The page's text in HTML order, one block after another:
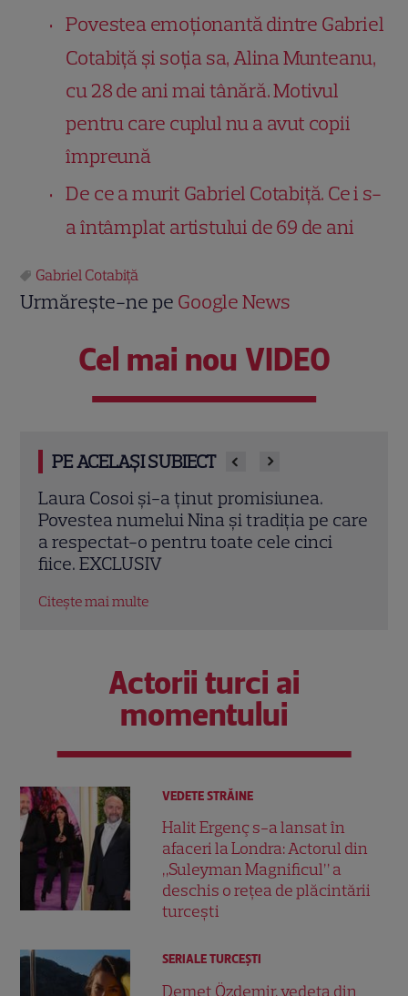
Povestea emoționantă dintre Gabriel
Cotabiță și soția sa, Alina Munteanu,
cu 28 de ani mai tânără. Motivul
pentru care cuplul nu a avut copii
împreună
De ce a murit Gabriel Cotabiță. Ce i s-
a întâmplat artistului de 69 de ani
Gabriel Cotabiţă
Urmărește-ne pe Google News
Cel mai nou VIDEO
PE ACELAȘI SUBIECT
Laura Cosoi a devenit mamă pentru a
cincea oară. Prima imagine cu fiica ei,
Nina, și povestea numelui ales. „Nu mă
satur să o privesc”
Citește mai multe
Actorii turci ai
momentului
VEDETE STRĂINE
Halit Ergenç s-a lansat în
afaceri la Londra: Actorul din
„Suleyman Magnificul” a
deschis o rețea de plăcintării
turcești
SERIALE TURCEŞTI
Demet Özdemir, vedeta din